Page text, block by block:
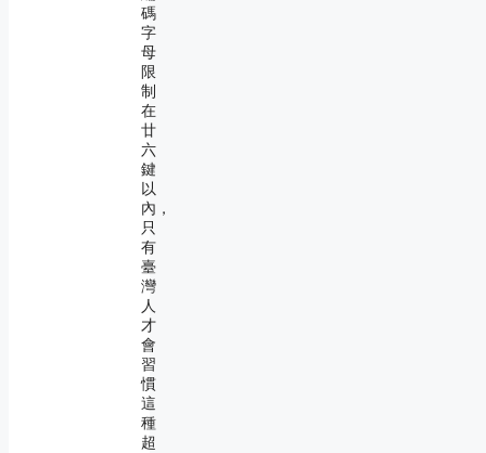
碼
字
母
限
制
在
廿
六
鍵
以
內，
只
有
臺
灣
人
才
會
習
慣
這
種
超